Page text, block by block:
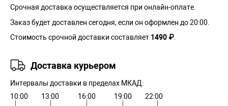
Срочная доставка осуществляется при онлайн-оплате.
Заказ будет доставлен сегодня, если он оформлен до 20:00.
Стоимость срочной доставки составляет 1490 ₽.
Доставка курьером
Интервалы доставки в пределах МКАД:
10:00
13:00 16:00 19:00 22:00